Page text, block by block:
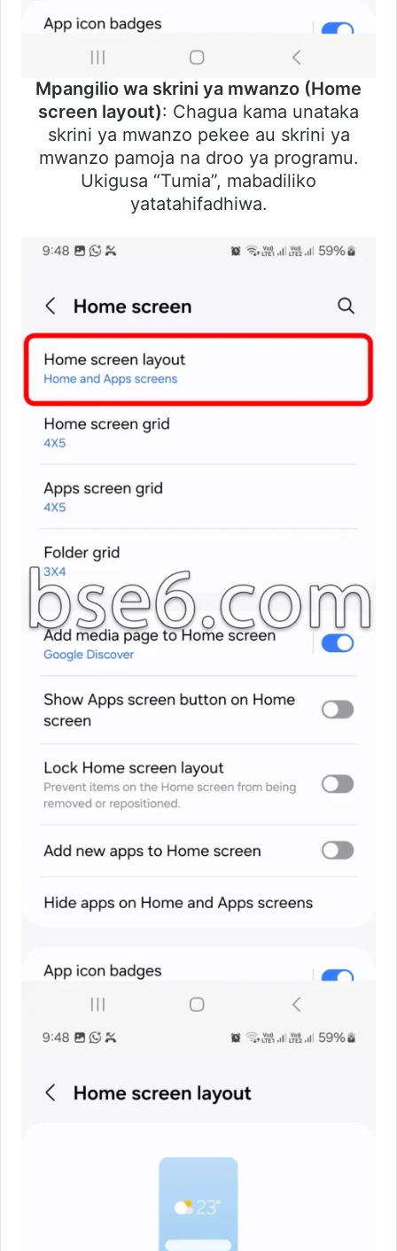
Mpangilio wa skrini ya mwanzo (Home
screen layout): Chagua kama unataka
skrini ya mwanzo pekee au skrini ya
mwanzo pamoja na droo ya programu.
Ukigusa “Tumia”, mabadiliko
yatatahifadhiwa.